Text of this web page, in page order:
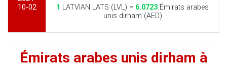
10-02
1 LATVIAN LATS (LVL) = 6.0723 Émirats arabes
unis dirham (AED)
Émirats arabes unis dirham à